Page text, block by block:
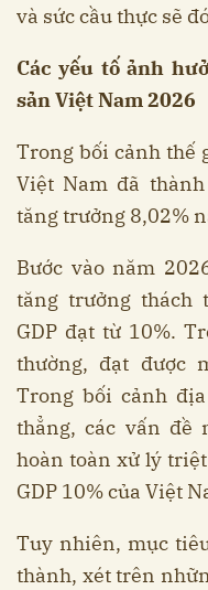
và sức cầu thực sẽ
Các yếu tố ảnh
sản Việt Nam 2026
Trong bối cảnh thế
Việt Nam đã
tăng trưởng 8,02%
Bước vào năm
tăng trưởng thách
GDP đạt từ 10%.
thường, đạt được
Trong bối cảnh
thẳng, các vấn đề
hoàn toàn xử lý
GDP 10% của Việt
Tuy nhiên, mục
thành, xét trên